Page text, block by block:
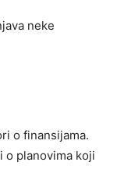
neke
o finansijama.
o planovima koji